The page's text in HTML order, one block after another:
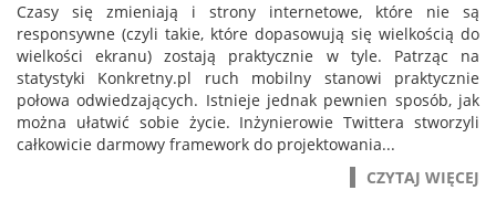
Czasy się zmieniają i strony internetowe, które nie są
responsywne (czyli takie, które dopasowują się wielkością do
wielkości ekranu) zostają praktycznie w tyle. Patrząc na
statystyki Konkretny.pl ruch mobilny stanowi praktycznie
połowa odwiedzających. Istnieje jednak pewnien sposób, jak
można ułatwić sobie życie. Inżynierowie Twittera stworzyli
całkowicie darmowy framework do projektowania...
CZYTAJ WIĘCEJ